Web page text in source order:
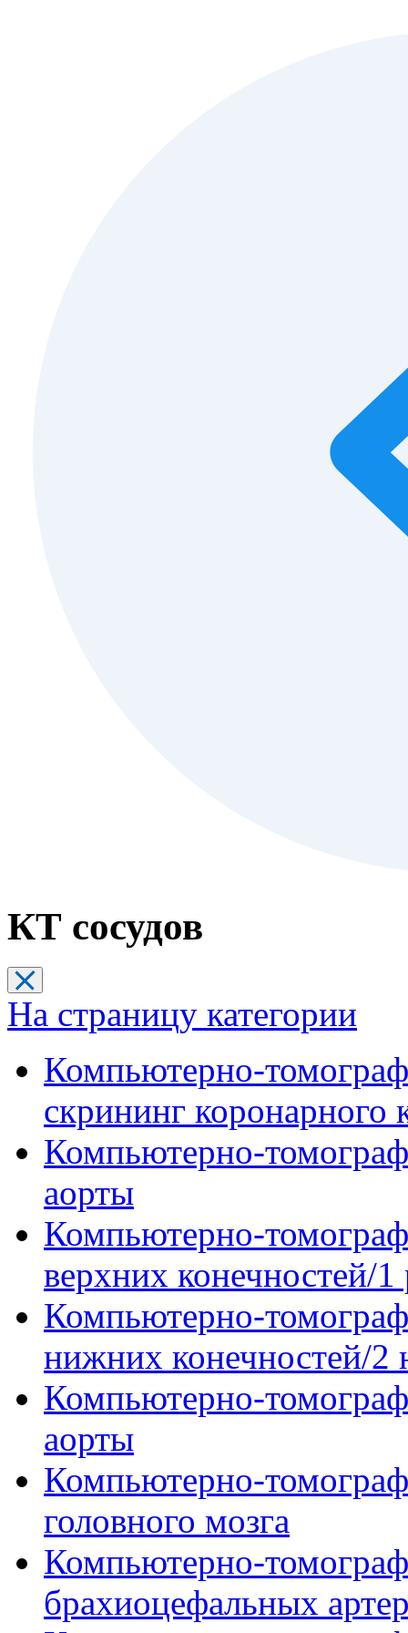
КТ сосудов
На страницу категории
Компьютерно-
скрининг коронарного
Компьютерно-
аорты
Компьютерно-
верхних конечностей/1
Компьютерно-
нижних конечностей/2
Компьютерно-
аорты
Компьютерно-
головного мозга
Компьютерно-
брахиоцефальных